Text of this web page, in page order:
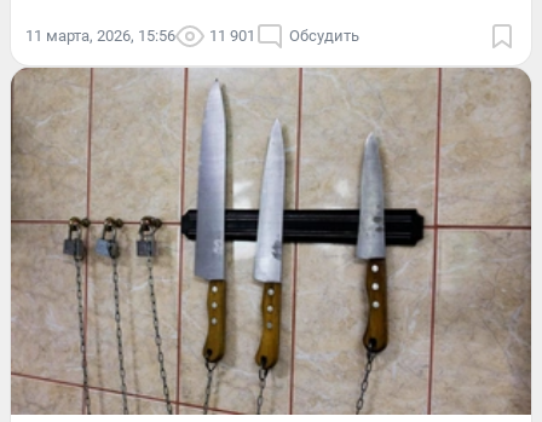
11 марта, 2026, 15:56 11 901 Обсудить